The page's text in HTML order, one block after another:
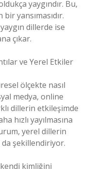
yaygındır. Bu,
yansımasıdır.
dillerde ise
çıkar.
ve Yerel Etkiler
ölçekte nasıl
medya, online
dillerin etkileşimde
hızlı yayılmasına
yerel dillerin
şekillendiriyor.
kimliğini